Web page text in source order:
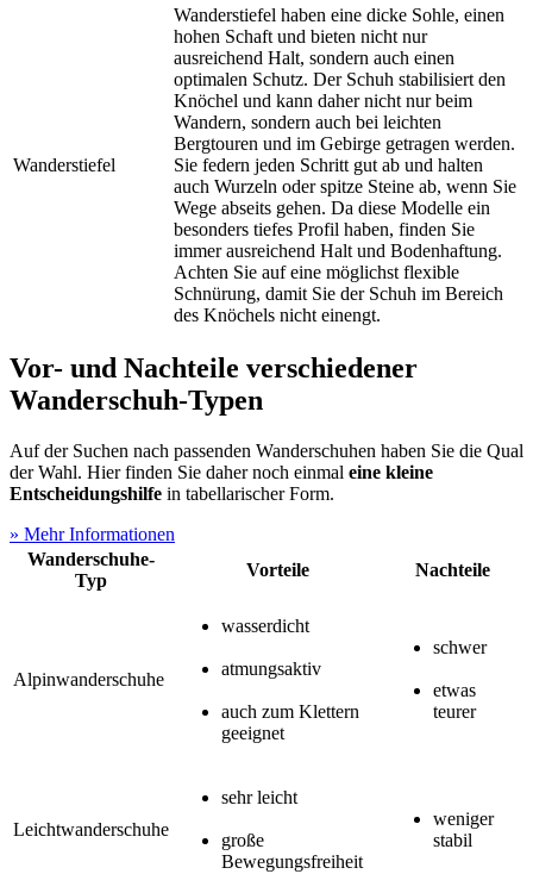
Wanderstiefel
Wanderstiefel haben eine dicke Sohle, einen
hohen Schaft und bieten nicht nur
ausreichend Halt, sondern auch einen
optimalen Schutz. Der Schuh stabilisiert den
Knöchel und kann daher nicht nur beim
Wandern, sondern auch bei leichten
Bergtouren und im Gebirge getragen werden.
Sie federn jeden Schritt gut ab und halten
auch Wurzeln oder spitze Steine ab, wenn Sie
Wege abseits gehen. Da diese Modelle ein
besonders tiefes Profil haben, finden Sie
immer ausreichend Halt und Bodenhaftung.
Achten Sie auf eine möglichst flexible
Schnürung, damit Sie der Schuh im Bereich
des Knöchels nicht einengt.
Vor- und Nachteile verschiedener
Wanderschuh-Typen
Auf der Suchen nach passenden Wanderschuhen haben Sie die Qual
der Wahl. Hier finden Sie daher noch einmal eine kleine
Entscheidungshilfe in tabellarischer Form.
» Mehr Informationen
Wanderschuhe-
Typ
Vorteile Nachteile
Alpinwanderschuhe
wasserdicht
atmungsaktiv
auch zum Klettern
geeignet
schwer
etwas
teurer
Leichtwanderschuhe
sehr leicht
große
Bewegungsfreiheit
weniger
stabil